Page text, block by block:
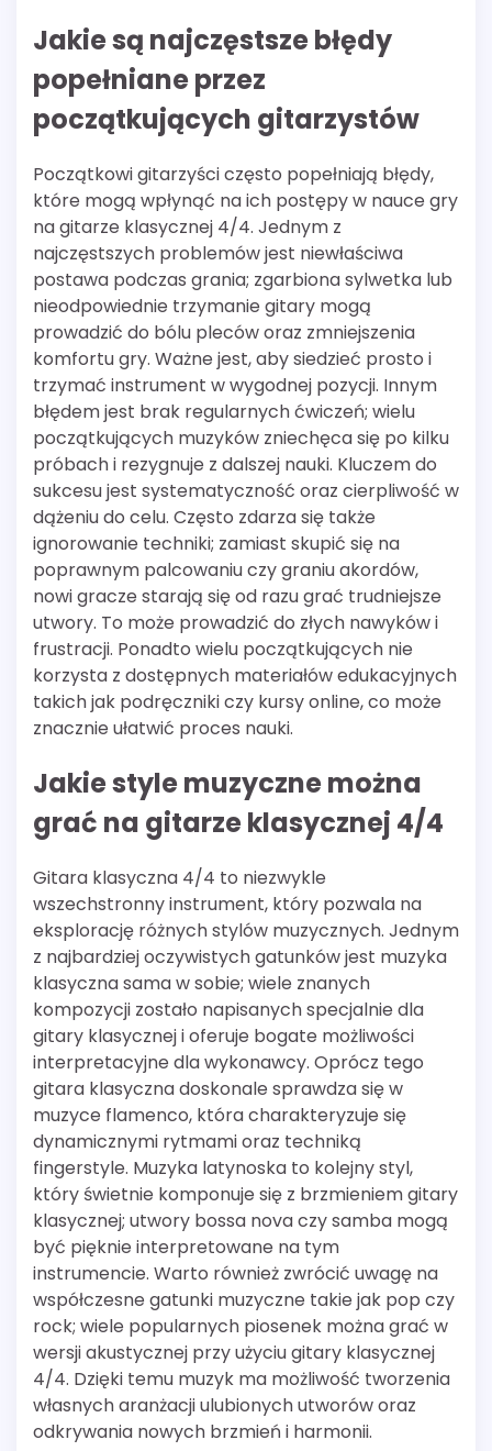
Jakie są najczęstsze błędy
popełniane przez
początkujących gitarzystów
Początkowi gitarzyści często popełniają błędy,
które mogą wpłynąć na ich postępy w nauce gry
na gitarze klasycznej 4/4. Jednym z
najczęstszych problemów jest niewłaściwa
postawa podczas grania; zgarbiona sylwetka lub
nieodpowiednie trzymanie gitary mogą
prowadzić do bólu pleców oraz zmniejszenia
komfortu gry. Ważne jest, aby siedzieć prosto i
trzymać instrument w wygodnej pozycji. Innym
błędem jest brak regularnych ćwiczeń; wielu
początkujących muzyków zniechęca się po kilku
próbach i rezygnuje z dalszej nauki. Kluczem do
sukcesu jest systematyczność oraz cierpliwość w
dążeniu do celu. Często zdarza się także
ignorowanie techniki; zamiast skupić się na
poprawnym palcowaniu czy graniu akordów,
nowi gracze starają się od razu grać trudniejsze
utwory. To może prowadzić do złych nawyków i
frustracji. Ponadto wielu początkujących nie
korzysta z dostępnych materiałów edukacyjnych
takich jak podręczniki czy kursy online, co może
znacznie ułatwić proces nauki.
Jakie style muzyczne można
grać na gitarze klasycznej 4/4
Gitara klasyczna 4/4 to niezwykle
wszechstronny instrument, który pozwala na
eksplorację różnych stylów muzycznych. Jednym
z najbardziej oczywistych gatunków jest muzyka
klasyczna sama w sobie; wiele znanych
kompozycji zostało napisanych specjalnie dla
gitary klasycznej i oferuje bogate możliwości
interpretacyjne dla wykonawcy. Oprócz tego
gitara klasyczna doskonale sprawdza się w
muzyce flamenco, która charakteryzuje się
dynamicznymi rytmami oraz techniką
fingerstyle. Muzyka latynoska to kolejny styl,
który świetnie komponuje się z brzmieniem gitary
klasycznej; utwory bossa nova czy samba mogą
być pięknie interpretowane na tym
instrumencie. Warto również zwrócić uwagę na
współczesne gatunki muzyczne takie jak pop czy
rock; wiele popularnych piosenek można grać w
wersji akustycznej przy użyciu gitary klasycznej
4/4. Dzięki temu muzyk ma możliwość tworzenia
własnych aranżacji ulubionych utworów oraz
odkrywania nowych brzmień i harmonii.